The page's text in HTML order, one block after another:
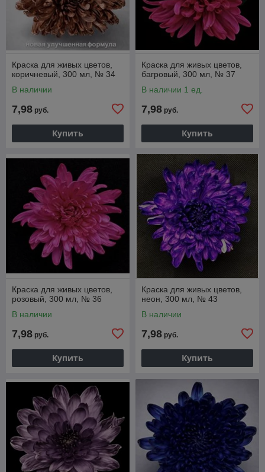
Краска для живых цветов,
коричневый, 300 мл, № 34
В наличии
7,98 руб.
Купить
Краска для живых цветов,
багровый, 300 мл, № 37
В наличии 1 ед.
7,98 руб.
Купить
Краска для живых цветов,
розовый, 300 мл, № 36
В наличии
7,98 руб.
Купить
Краска для живых цветов,
неон, 300 мл, № 43
В наличии
7,98 руб.
Купить